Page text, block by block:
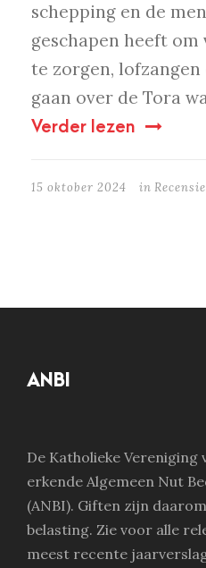
schepping en de
geschapen heeft
te zorgen, lofzangen
gaan over de Tora
Verder lezen
15 oktober 2024 in
ANBI
De Katholieke Vereniging
erkende Algemeen Nut
(ANBI). Giften zijn
belasting. Zie voor alle
meest recente